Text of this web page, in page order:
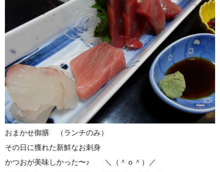
おまかせ御膳 （ランチのみ）
その日に獲れた新鮮なお刺身
かつおが美味しかった〜♪ ＼（＾ｏ＾）／